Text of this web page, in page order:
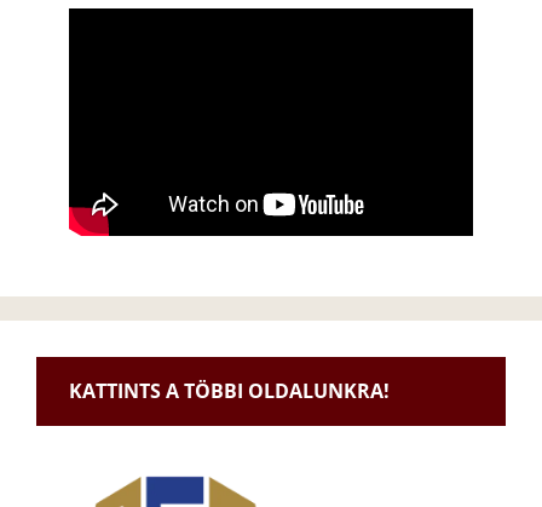
KATTINTS A TÖBBI OLDALUNKRA!